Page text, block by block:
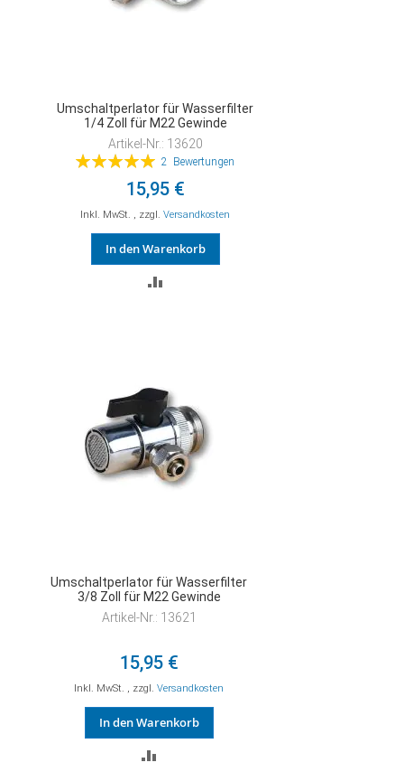
Umschaltperlator für Wasserfilter
1/4 Zoll für M22 Gewinde
Artikel-Nr.: 13620
Bewertung:
2 Bewertungen
15,95 €
Inkl. MwSt. , zzgl.Versandkosten
In den Warenkorb
Umschaltperlator für Wasserfilter
3/8 Zoll für M22 Gewinde
Artikel-Nr.: 13621
15,95 €
Inkl. MwSt. , zzgl. Versandkosten
In den Warenkorb